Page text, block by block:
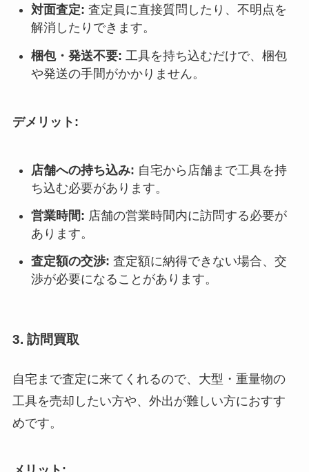
対面査定: 査定員に直接質問したり、不明点を
解消したりできます。
梱包・発送不要: 工具を持ち込むだけで、梱包
や発送の手間がかかりません。
デメリット:
店舗への持ち込み: 自宅から店舗まで工具を持
ち込む必要があります。
営業時間: 店舗の営業時間内に訪問する必要が
あります。
査定額の交渉: 査定額に納得できない場合、交
渉が必要になることがあります。
3. 訪問買取
自宅まで査定に来てくれるので、大型・重量物の
工具を売却したい方や、外出が難しい方におすす
めです。